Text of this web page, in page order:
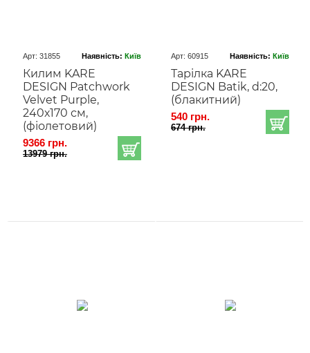
Арт: 31855 Наявність: Київ
Килим KARE
DESIGN Patchwork
Velvet Purple,
240х170 см,
(фіолетовий)
9366 грн.
13979 грн.
Арт: 60915 Наявність: Київ
Тарілка KARE
DESIGN Batik, d:20,
(блакитний)
540 грн.
674 грн.